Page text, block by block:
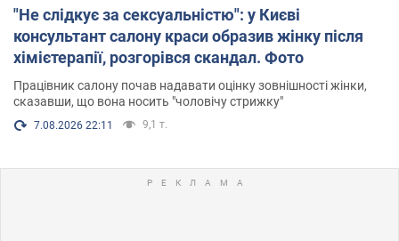
"Не слідкує за сексуальністю": у Києві
консультант салону краси образив жінку після
хімієтерапії, розгорівся скандал. Фото
Працівник салону почав надавати оцінку зовнішності жінки,
сказавши, що вона носить "чоловічу стрижку"
7.08.2026 22:11 9,1 т.